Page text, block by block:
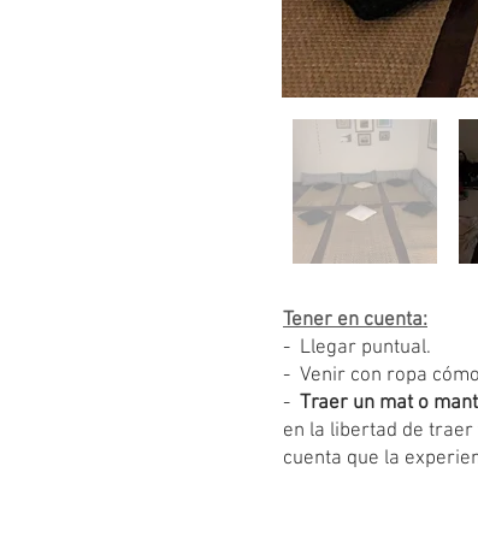
Tener en cuenta:
- Llegar puntual.
- Venir con ropa
- Traer un mat o
en la libertad de traer
cuenta que la